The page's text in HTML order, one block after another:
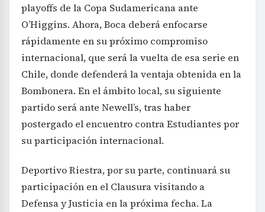
playoffs de la Copa Sudamericana ante
O’Higgins. Ahora, Boca deberá enfocarse
rápidamente en su próximo compromiso
internacional, que será la vuelta de esa serie en
Chile, donde defenderá la ventaja obtenida en la
Bombonera. En el ámbito local, su siguiente
partido será ante Newell’s, tras haber
postergado el encuentro contra Estudiantes por
su participación internacional.
Deportivo Riestra, por su parte, continuará su
participación en el Clausura visitando a
Defensa y Justicia en la próxima fecha. La